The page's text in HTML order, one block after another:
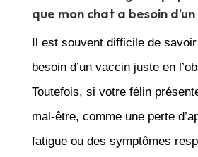
que mon chat a besoin d’un
Il est souvent difficile de
besoin d’un vaccin juste en
Toutefois, si votre félin
mal-être, comme une perte
fatigue ou des symptômes